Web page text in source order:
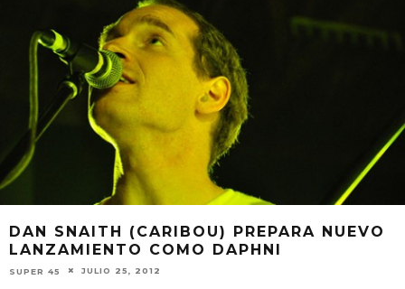
DAN SNAITH (CARIBOU) PREPARA NUEVO
LANZAMIENTO COMO DAPHNI
SUPER 45 JULIO 25, 2012